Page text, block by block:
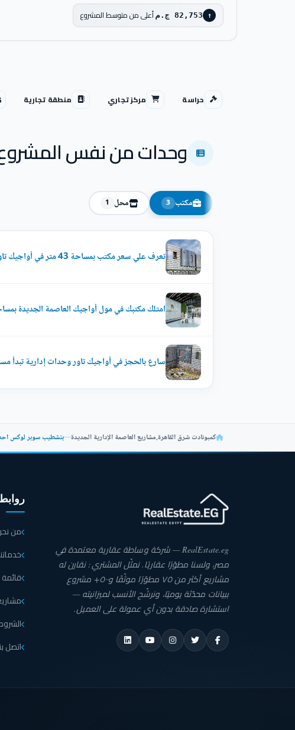
↑ 82,753 ج.م أعلى من متوسط المشروع
حراسة مركز تجاري منطقة تجارية
وحدات من نفس
مكتب 3 محل 1
تعرف علي سعر مكتب بمساحة 43 متر في أواجيك تاور
امتلك مكتبك في مول أواجيك العاصمة الجديدة بمساحة
سارع بالحجز في أواجيك تاور وحدات إدارية تبدأ مساحاتها
كمبونادت شرق القاهرة,مشاريع العاصمة الإدارية الجديدة—بتشطيب سوبر لوكس احصل علي محلك
RealEstate.eg — شركة وساطة عقارية معتمدة في
مصر، ولسنا مطوّرًا عقاريًا. نمثّل المشتري: نقارن له
مشاريع أكثر من ٧٥ مطوّرًا موثّقًا و٥٠٠+ مشروع
ببيانات محدّثة يوميًا، ونرشّح الأنسب لميزانيته —
استشارة صادقة بدون أي عمولة على العميل.
من
قائمة
اتصل